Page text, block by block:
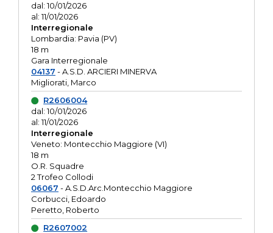
dal: 10/01/2026
al: 11/01/2026
Interregionale
Lombardia: Pavia (PV)
18 m
Gara Interregionale
04137 - A.S.D. ARCIERI MINERVA
Migliorati, Marco
R2606004
dal: 10/01/2026
al: 11/01/2026
Interregionale
Veneto: Montecchio Maggiore (VI)
18 m
O.R. Squadre
2 Trofeo Collodi
06067 - A.S.D.Arc.Montecchio Maggiore
Corbucci, Edoardo
Peretto, Roberto
R2607002